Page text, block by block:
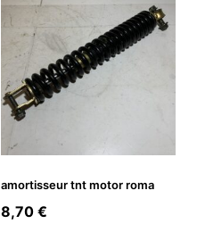
amortisseur tnt motor roma
8,70 €